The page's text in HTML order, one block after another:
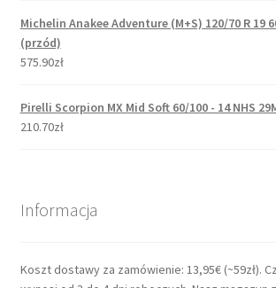
Michelin Anakee Adventure (M+S) 120/70 R 19
(przód)
575.90zł
Pirelli Scorpion MX Mid Soft 60/100 - 14 NHS
210.70zł
Informacja
Koszt dostawy za zamówienie: 13,95€ (~59zł).